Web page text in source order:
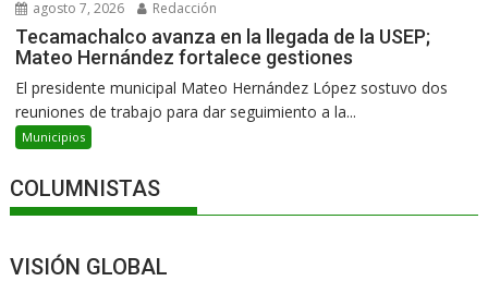
agosto 7, 2026 Redacción
Tecamachalco avanza en la llegada de la USEP;
Mateo Hernández fortalece gestiones
El presidente municipal Mateo Hernández López sostuvo dos
reuniones de trabajo para dar seguimiento a la...
Municipios
COLUMNISTAS
VISIÓN GLOBAL